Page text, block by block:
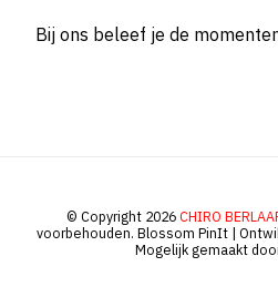
Bij ons beleef je de
© Copyright 2026CHIRO
voorbehouden. Blossom PinIt |
Mogelijk gemaakt